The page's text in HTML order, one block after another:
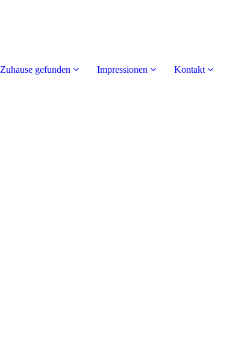
Zuhause gefunden Impressionen Kontakt